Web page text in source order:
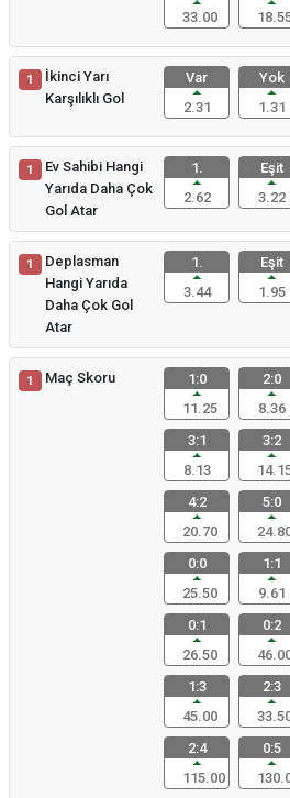
33.00
1
İkinci Yarı
Karşılıklı Gol
Var
2.31
Yok
1.31
1
Ev Sahibi Hangi
Yarıda Daha Çok
Gol Atar
1.
2.62
Eşit
3.22
1
Deplasman
Hangi Yarıda
Daha Çok Gol
Atar
1.
3.44
Eşit
1.95
1 Maç Skoru
1:0
11.25
2:0
8.36
3:1
8.13
3:2
4:2
20.70
5:0
0:0
25.50
1:1
9.61
0:1
26.50
0:2
1:3
45.00
2:3
2:4
115.00
0:5